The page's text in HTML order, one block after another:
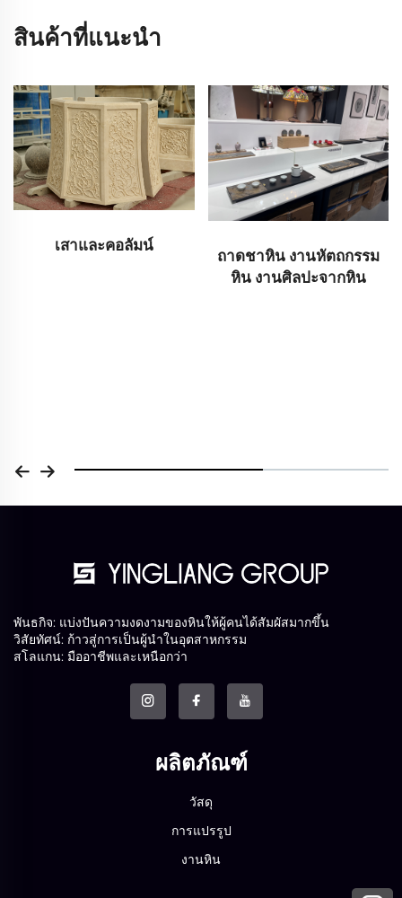
สินค้าที่แนะนำ
เสาและคอลัมน์
ถาดชาหิน งานหัตถกรรม
หิน งานศิลปะจากหิน
พันธกิจ: แบ่งปันความงดงามของหินให้ผู้คนได้สัมผัสมากขึ้น
วิสัยทัศน์: ก้าวสู่การเป็นผู้นำในอุตสาหกรรม
สโลแกน: มืออาชีพและเหนือกว่า
ผลิตภัณฑ์
วัสดุ
การแปรรูป
งานหิน